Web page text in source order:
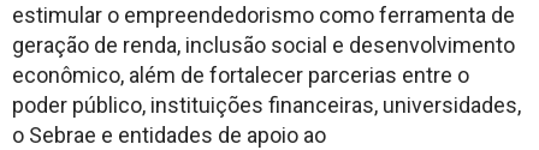
estimular o empreendedorismo como ferramenta de
geração de renda, inclusão social e desenvolvimento
econômico, além de fortalecer parcerias entre o
poder público, instituições financeiras, universidades,
o Sebrae e entidades de apoio ao